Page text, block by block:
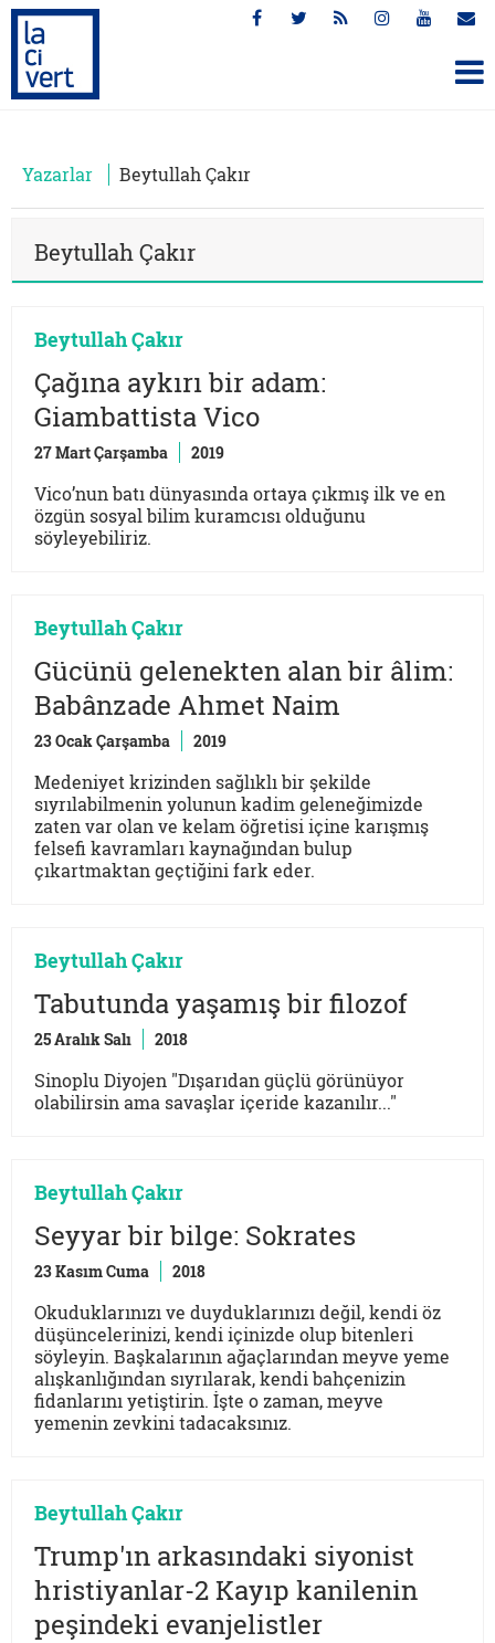
Yazarlar Beytullah Çakır
Beytullah Çakır
Beytullah Çakır
Çağına aykırı bir adam:
Giambattista Vico
27 Mart Çarşamba 2019
Vico’nun batı dünyasında ortaya çıkmış ilk ve en
özgün sosyal bilim kuramcısı olduğunu
söyleyebiliriz.
Beytullah Çakır
Gücünü gelenekten alan bir âlim:
Babânzade Ahmet Naim
23 Ocak Çarşamba 2019
Medeniyet krizinden sağlıklı bir şekilde
sıyrılabilmenin yolunun kadim geleneğimizde
zaten var olan ve kelam öğretisi içine karışmış
felsefi kavramları kaynağından bulup
çıkartmaktan geçtiğini fark eder.
Beytullah Çakır
Tabutunda yaşamış bir filozof
25 Aralık Salı 2018
Sinoplu Diyojen "Dışarıdan güçlü görünüyor
olabilirsin ama savaşlar içeride kazanılır..."
Beytullah Çakır
Seyyar bir bilge: Sokrates
23 Kasım Cuma 2018
Okuduklarınızı ve duyduklarınızı değil, kendi öz
düşüncelerinizi, kendi içinizde olup bitenleri
söyleyin. Başkalarının ağaçlarından meyve yeme
alışkanlığından sıyrılarak, kendi bahçenizin
fidanlarını yetiştirin. İşte o zaman, meyve
yemenin zevkini tadacaksınız.
Beytullah Çakır
Trump'ın arkasındaki siyonist
hristiyanlar-2 Kayıp kanilenin
peşindeki evanjelistler